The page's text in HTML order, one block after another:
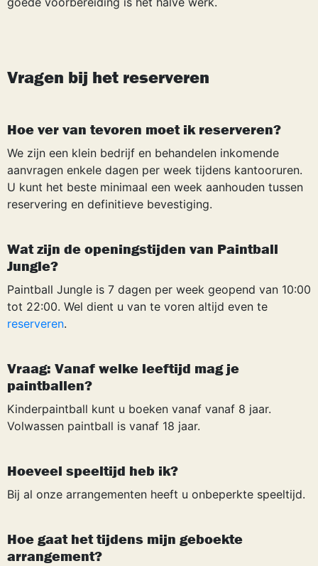
Vragen bij het reserveren
Hoe ver van tevoren moet ik reserveren?
We zijn een klein bedrijf en behandelen inkomende
aanvragen enkele dagen per week tijdens kantooruren.
U kunt het beste minimaal een week aanhouden tussen
reservering en definitieve bevestiging.
Wat zijn de openingstijden van Paintball
Jungle?
Paintball Jungle is 7 dagen per week geopend van 10:00
tot 22:00. Wel dient u van te voren altijd even te
reserveren.
Vraag: Vanaf welke leeftijd mag je
paintballen?
Kinderpaintball kunt u boeken vanaf vanaf 8 jaar.
Volwassen paintball is vanaf 18 jaar.
Hoeveel speeltijd heb ik?
Bij al onze arrangementen heeft u onbeperkte speeltijd.
Hoe gaat het tijdens mijn geboekte
arrangement?